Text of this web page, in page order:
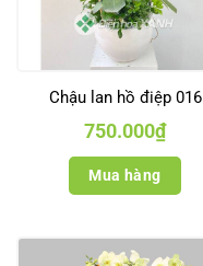
Chậu lan hồ điệp 016
750.000₫
Mua hàng